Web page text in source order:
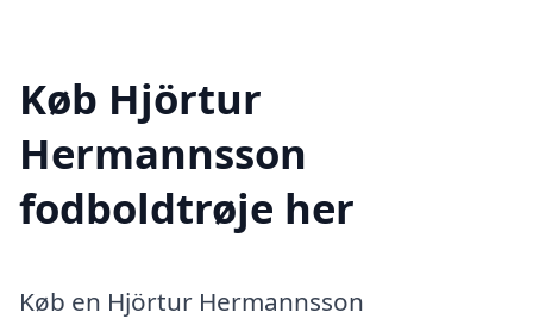
Køb Hjörtur
Hermannsson
fodboldtrøje her
Køb en Hjörtur Hermannsson